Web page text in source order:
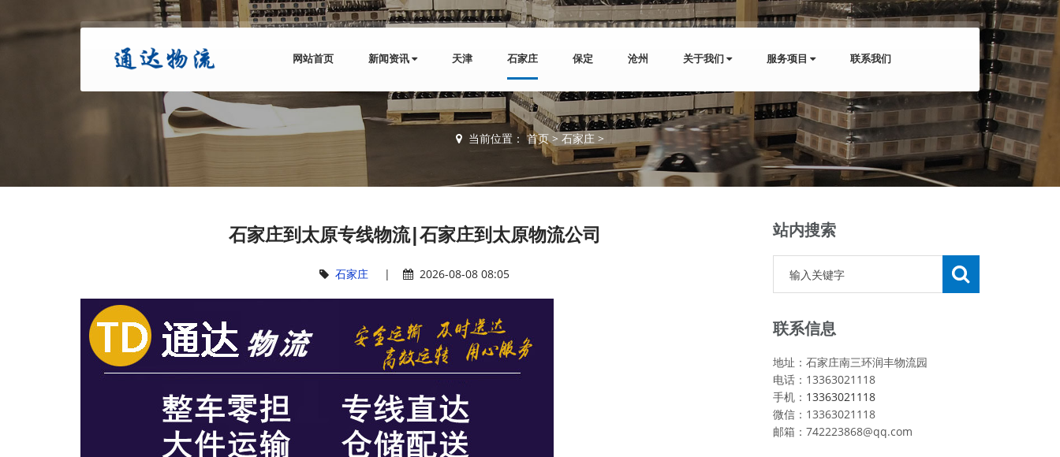
网站首页 新闻资讯 天津 石家庄 保定 沧州 关于我们 服务项目 联系我们
当前位置：首页> 石家庄 >
石家庄到太原专线物流|石家庄到太原物流公司
石家庄 | 2026-08-08 08:05
站内搜索
联系信息
地址：石家庄南三环润丰物流园
电话：13363021118
手机： 13363021118
微信：13363021118
邮箱：742223868@qq.com